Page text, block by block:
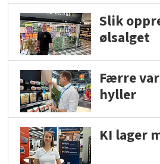
Slik
ølsalget
Færre
hyller
KI lager